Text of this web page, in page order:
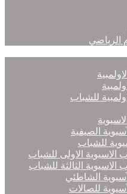
الرياضي
للشباب
الصيفية
للشباب
الاسيوية الاولى للشباب
الاسيوية الثالثة للشباب
الشاطئي
للصالات